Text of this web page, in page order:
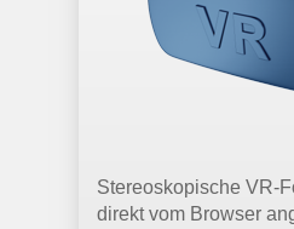
Stereoskopische VR-
direkt vom Browser